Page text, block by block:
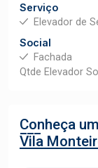
Serviço
Elevador de
Social
Fachada
Qtde Elevador
Conheça
Vila